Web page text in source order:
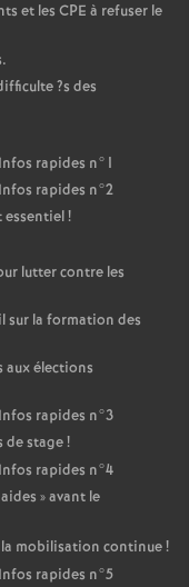
et les CPE à refuser le
?s des
rapides n°1
rapides n°2
essentiel!
lutter contre les
sur la formation des
aux élections
rapides n°3
de stage!
rapides n°4
aides » avant le
mobilisation continue!
rapides n°5